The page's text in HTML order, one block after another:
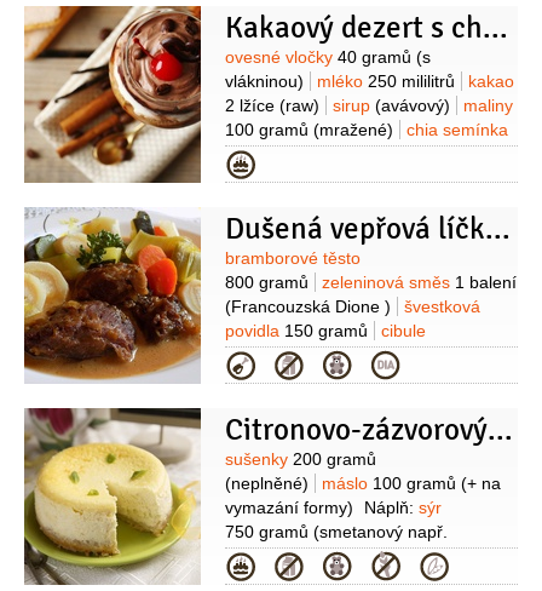
30 gramů
rozpustná vláknina
20 gramů (psyllia)
olej kokosový
3 lžíce
Kakaový dezert s chia marmeládou
Suroviny
ovesné vločky 40 gramů (s
vlákninou)
mléko 250 mililitrů
kakao
2 lžíce (raw) sirup (avávový)
maliny
100 gramů (mražené)
chia semínka
1 lžíce
Kategorie
Dušená vepřová líčka na černém pivu
Suroviny
bramborové těsto
800 gramů
zeleninová směs 1 balení
(Francouzská Dione )
švestková
povidla 150 gramů
cibule
100 gramů
vepřové maso
(líčka)
mouka pšeničná hladká
1 lžíce
olej250 mililitrů
Kategorie
Citronovo-zázvorový cheesecake
Suroviny
sušenky 200 gramů
(neplněné)
máslo 100 gramů (+ na
vymazání formy)
Náplň: sýr
750 gramů (smetanový např.
mascarpone)
vejce4 kusy
krupice150 gramů
pudinkový prášek
Kategorie